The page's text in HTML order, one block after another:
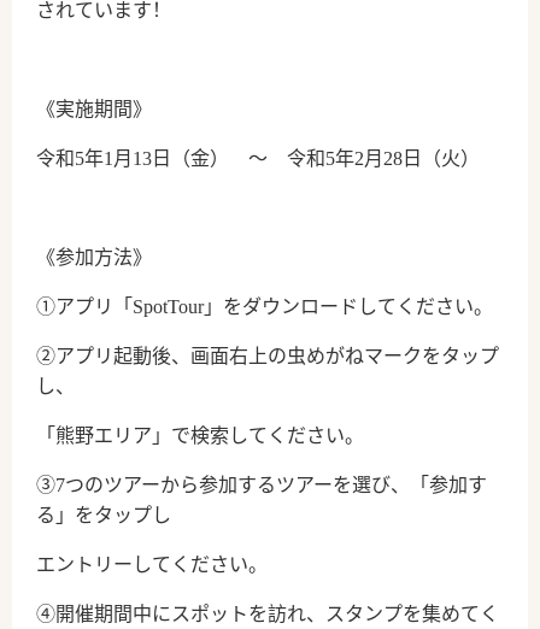
されています！
《実施期間》
令和5年1月13日（金） ～ 令和5年2月28日（火）
《参加方法》
①アプリ「SpotTour」をダウンロードしてください。
②アプリ起動後、画面右上の虫めがねマークをタップ
し、
「熊野エリア」で検索してください。
③7つのツアーから参加するツアーを選び、「参加す
る」をタップし
エントリーしてください。
④開催期間中にスポットを訪れ、スタンプを集めてく